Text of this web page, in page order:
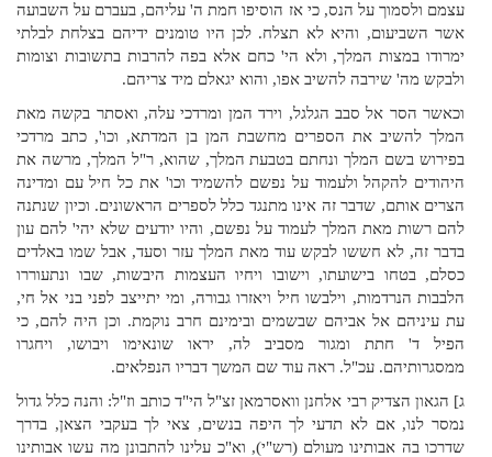
עצמם ולסמוך על הנס, כי אז הוסיפו חמת ה' עליהם, בעברם על השבועה
אשר השביעום, והיא לא תצלח. לכן היו טומנים ידיהם בצלחת לבלתי
ימרודו במצות המלך, ולא הי' כחם אלא בפה להרבות בתשובות וצומות
ולבקש מה' שירבה להשיב אפו, והוא יגאלם מיד צריהם.
וכאשר הסר אל סבב הגלגל, וירד המן ומרדכי עלה, ואסתר בקשה מאת
המלך להשיב את הספרים מחשבת המן בן המדתא, וכו', כתב מרדכי
בפירוש בשם המלך ונחתם בטבעת המלך, שהוא, ר"ל המלך, מרשה את
היהודים להקהל ולעמוד על נפשם להשמיד וכו' את כל חיל עם ומדינה
הצרים אותם, שדבר זה אינו מתנגד כלל לספרים הראשונים. וכיון שנתנה
להם רשות מאת המלך לעמוד על נפשם, והיו יודעים שלא יהי' להם עון
בדבר זה, לא חששו לבקש עוד מאת המלך עזר וסעד, אבל שמו באלדים
כסלם, בטחו בישועתו, וישובו ויחיו העצמות היבשות, שבו ונתעוררו
הלבבות הנרדמות, וילבשו חיל ויאזרו גבורה, ומי יתייצב לפני בני אל חי,
עת עיניהם אל אביהם שבשמים ובימינם חרב נוקמת. וכן היה להם, כי
הפיל ד' חתת ומגור מסביב לה, יראו שונאימו ויבושו, ויחגרו
ממסגרותיהם. עכ"ל. ראה עוד שם המשך דבריו הנפלאים.
ג] הגאון הצדיק רבי אלחנן וואסרמאן זצ"ל הי"ד כותב וז"ל: והנה כלל גדול
נמסר לנו, אם לא תדעי לך היפה בנשים, צאי לך בעקבי הצאן, בדרך
שדרכו בה אבותינו מעולם (רש"י), וא"כ עלינו להתבונן מה עשו אבותינו